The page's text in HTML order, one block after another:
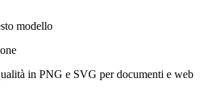
modello
in PNG e SVG per documenti e web